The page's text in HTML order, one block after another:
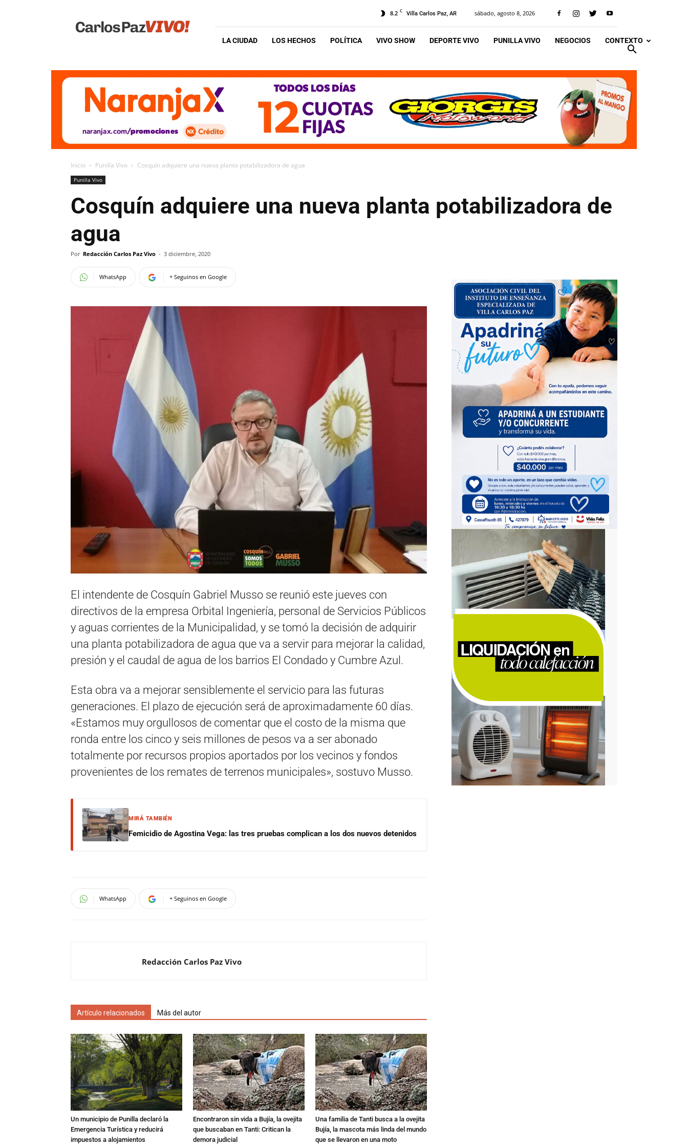
Vivo
8.2 C Villa Carlos Paz, AR sábado, agosto 8, 2026
LA CIUDAD LOS HECHOS POLÍTICA VIVO SHOW DEPORTE VIVO PUNILLA VIVO NEGOCIOS CONTEXTO
Inicio Punilla Vivo Cosquín adquiere una nueva planta potabilizadora de agua
Punilla Vivo
Cosquín adquiere una nueva planta potabilizadora de
agua
Por Redacción Carlos Paz Vivo - 3 diciembre, 2020
WhatsApp + Seguinos en Google
El intendente de Cosquín Gabriel Musso se reunió este jueves con
directivos de la empresa Orbital Ingeniería, personal de Servicios Públicos
y aguas corrientes de la Municipalidad, y se tomó la decisión de adquirir
una planta potabilizadora de agua que va a servir para mejorar la calidad,
presión y el caudal de agua de los barrios El Condado y Cumbre Azul.
Esta obra va a mejorar sensiblemente el servicio para las futuras
generaciones. El plazo de ejecución será de aproximadamente 60 días.
«Estamos muy orgullosos de comentar que el costo de la misma que
ronda entre los cinco y seis millones de pesos va a ser abonado
totalmente por recursos propios aportados por los vecinos y fondos
provenientes de los remates de terrenos municipales», sostuvo Musso.
MIRÁ TAMBIÉN
Femicidio de Agostina Vega: las tres pruebas complican a los dos nuevos detenidos
WhatsApp + Seguinos en Google
Redacción Carlos Paz Vivo
Artículo relacionados Más del autor
Un municipio de Punilla declaró la
Emergencia Turística y reducirá
impuestos a alojamientos
Encontraron sin vida a Bujía, la ovejita
que buscaban en Tanti: Critican la
demora judicial
Una familia de Tanti busca a la ovejita
Bujía, la mascota más linda del mundo
que se llevaron en una moto